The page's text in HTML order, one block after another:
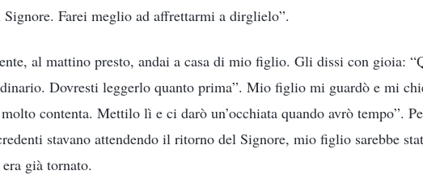
Farei meglio ad affrettarmi a dirglielo”.
al mattino presto, andai a casa di mio figlio. Gli dissi con gioia:
Dovresti leggerlo quanto prima”. Mio figlio mi guardò e mi
contenta. Mettilo lì e ci darò un’occhiata quando avrò tempo”.
stavano attendendo il ritorno del Signore, mio figlio sarebbe
già tornato.